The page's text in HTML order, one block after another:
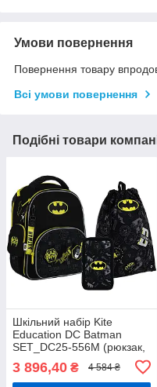
Умови повернення
Повернення товару
Всі умови повернення
Подібні товари
Шкільний набір Kite
Education DC Batman
SET_DC25-556M (рюкзак,
пенал, сумка) 130-145 см
3 896,40 ₴ 4 584 ₴